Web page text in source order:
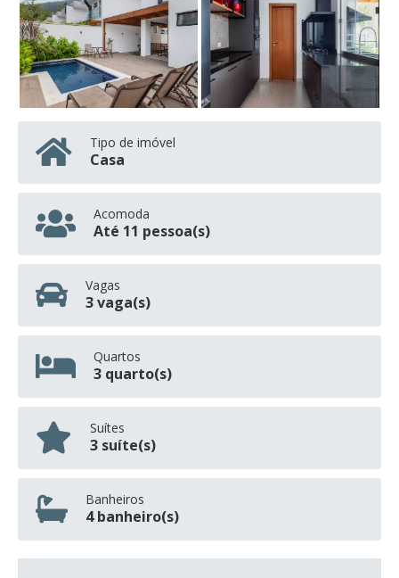
Tipo de imóvel
Casa
Acomoda
Até 11 pessoa(s)
Vagas
3 vaga(s)
Quartos
3 quarto(s)
Suítes
3 suíte(s)
Banheiros
4 banheiro(s)